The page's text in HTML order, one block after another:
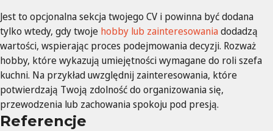
Jest to opcjonalna sekcja twojego CV i powinna być dodana
tylko wtedy, gdy twoje hobby lub zainteresowaniadodadzą
wartości, wspierając proces podejmowania decyzji. Rozważ
hobby, które wykazują umiejętności wymagane do roli szefa
kuchni. Na przykład uwzględnij zainteresowania, które
potwierdzają Twoją zdolność do organizowania się,
przewodzenia lub zachowania spokoju pod presją.
Referencje